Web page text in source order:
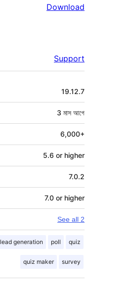
Download
Support
19.12.7
3 মাস আগে
6,000+
5.6 or higher
7.0.2
7.0 or higher
See all 2
lead generation poll quiz
quiz maker survey